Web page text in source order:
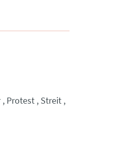
Protest Streit